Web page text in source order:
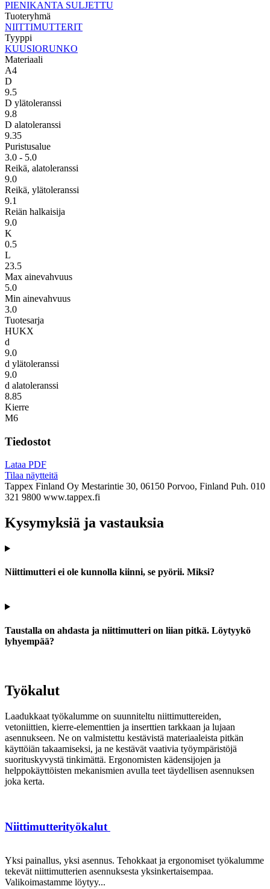
PIENIKANTA SULJETTU
Tuoteryhmä
NIITTIMUTTERIT
Tyyppi
KUUSIORUNKO
Materiaali
A4
D
9.5
D ylätoleranssi
9.8
D alatoleranssi
9.35
Puristusalue
3.0 - 5.0
Reikä, alatoleranssi
9.0
Reikä, ylätoleranssi
9.1
Reiän halkaisija
9.0
K
0.5
L
23.5
Max ainevahvuus
5.0
Min ainevahvuus
3.0
Tuotesarja
HUKX
d
9.0
d ylätoleranssi
9.0
d alatoleranssi
8.85
Kierre
M6
Tiedostot
Lataa PDF
Tilaa näytteitä
Tappex Finland Oy Mestarintie 30, 06150 Porvoo, Finland Puh. 010
321 9800 www.tappex.fi
Kysymyksiä ja vastauksia
Niittimutteri ei ole kunnolla kiinni, se pyörii. Miksi?
Taustalla on ahdasta ja niittimutteri on liian pitkä. Löytyykö
lyhyempää?
Työkalut
Laadukkaat työkalumme on suunniteltu niittimuttereiden,
vetoniittien, kierre-elementtien ja inserttien tarkkaan ja lujaan
asennukseen. Ne on valmistettu kestävistä materiaaleista pitkän
käyttöiän takaamiseksi, ja ne kestävät vaativia työympäristöjä
suorituskyvystä tinkimättä. Ergonomisten kädensijojen ja
helppokäyttöisten mekanismien avulla teet täydellisen asennuksen
joka kerta.
Niittimutterityökalut
Yksi painallus, yksi asennus. Tehokkaat ja ergonomiset työkalumme
tekevät niittimutterien asennuksesta yksinkertaisempaa.
Valikoimastamme löytyy...